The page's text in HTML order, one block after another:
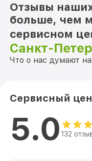
Отзывы
больше, чем
сервисном
Санкт-
Что о нас думают
Сервисный
5.0 132